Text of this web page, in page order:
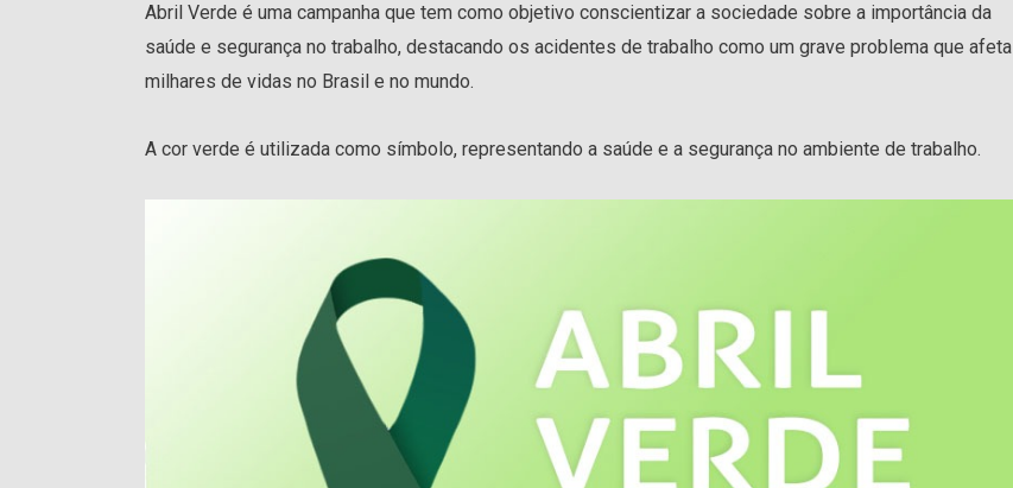
Abril Verde é uma campanha que tem como objetivo conscientizar a sociedade sobre a importância da
saúde e segurança no trabalho, destacando os acidentes de trabalho como um grave problema que afeta
milhares de vidas no Brasil e no mundo.
A cor verde é utilizada como símbolo, representando a saúde e a segurança no ambiente de trabalho.